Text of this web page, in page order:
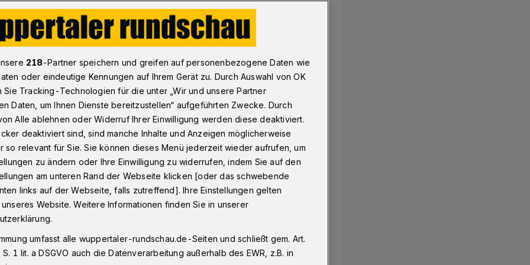
begeisterte auf dem Johannisberg
Musikexperten Peter Bergener
begeisterte auf
am Samstagabend (14. Januar
das Leben", eines meiner
in der Historischen Stadthalle
nicht nur eine einzigartige Schönheit
für seine Akustik bekannt ist,
218-Partner speichern und greifen auf personenbezogene Daten wie
oder eindeutige Kennungen auf Ihrem Gerät zu. Durch Auswahl von OK
Sie Tracking-Technologien für die unter „Wir und unsere Partner
Daten, um Ihnen Dienste bereitzustellen“ aufgeführten Zwecke. Durch
Alle ablehnen oder Widerruf Ihrer Einwilligung werden diese deaktiviert.
deaktiviert sind, sind manche Inhalte und Anzeigen möglicherweise
so relevant für Sie. Sie können dieses Menü jederzeit wieder aufrufen, um
zu ändern oder Ihre Einwilligung zu widerrufen, indem Sie auf den
am unteren Rand der Webseite klicken [oder das schwebende
links auf der Webseite, falls zutreffend]. Ihre Einstellungen gelten
Website. Weitere Informationen finden Sie in unserer
umfasst alle wuppertaler-rundschau.de-Seiten und schließt gem. Art.
1 lit. a DSGVO auch die Datenverarbeitung außerhalb des EWR, z.B. in